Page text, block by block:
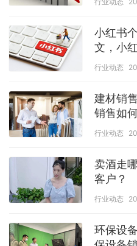
小红书
文，小
销售？
行业动态
建材销
销售如
行业动态
卖酒走
客户？
行业动态
环保设